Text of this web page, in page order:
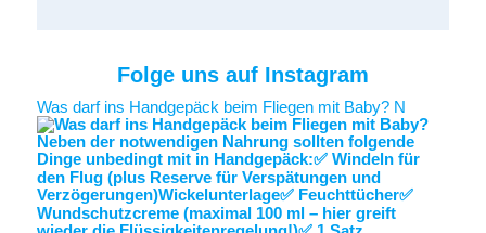
Folge uns auf Instagram
Was darf ins Handgepäck beim Fliegen mit Baby? N